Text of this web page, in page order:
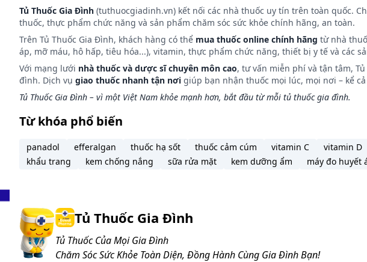
Tủ Thuốc Gia Đình (tuthuocgiadinh.vn) kết nối các nhà thuốc uy tín trên toàn quốc.
thuốc, thực phẩm chức năng và sản phẩm chăm sóc sức khỏe chính hãng, an toàn.
Trên Tủ Thuốc Gia Đình, khách hàng có thể mua thuốc online chính hãng từ nhà
áp, mỡ máu, hô hấp, tiêu hóa...), vitamin, thực phẩm chức năng, thiết bị y tế và các
Với mạng lưới nhà thuốc và dược sĩ chuyên môn cao, tư vấn miễn phí và tận tâm,
đình. Dịch vụ giao thuốc nhanh tận nơi giúp bạn nhận thuốc mọi lúc, mọi nơi – kể
Tủ Thuốc Gia Đình – vì một Việt Nam khỏe mạnh hơn, bắt đầu từ mỗi tủ thuốc gia đình.
Từ khóa phổ biến
panadol efferalgan thuốc hạ sốt thuốc cảm cúm vitamin C vitamin D
khẩu trang
kem chống nắng sữa rửa mặt kem dưỡng ẩm máy đo huyết
Tủ Thuốc Gia Đình
Tủ Thuốc Của Mọi Gia Đình
Chăm Sóc Sức Khỏe Toàn Diện, Đồng Hành Cùng Gia Đình Bạn!